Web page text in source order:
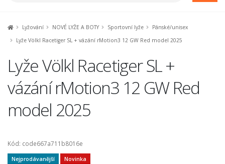
Lyžování NOVÉ LYŽE A BOTY Sportovní lyže
Pánské/unisex
Lyže Völkl Racetiger SL + vázání rMotion3 12 GW Red model 2025
Lyže Völkl Racetiger SL +
vázání rMotion3 12 GW Red
model 2025
Kód: code667a711b8016e
Nejprodávanější Novinka